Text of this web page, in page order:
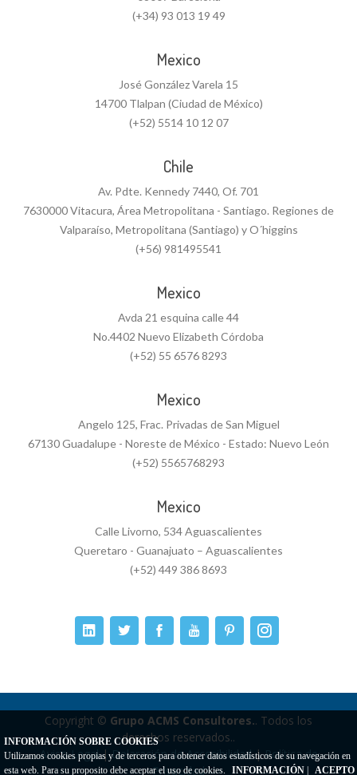
(+34) 93 013 19 49
Mexico
José González Varela 15
14700 Tlalpan (Ciudad de México)
(+52) 5514 10 12 07
Chile
Av. Pdte. Kennedy 7440, Of. 701
7630000 Vitacura, Área Metropolitana - Santiago. Regiones de
Valparaíso, Metropolitana (Santiago) y O´higgins
(+56) 981495541
Mexico
Avda 21 esquina calle 44
No.4402 Nuevo Elizabeth Córdoba
(+52) 55 6576 8293
Mexico
Angelo 125, Frac. Privadas de San Miguel
67130 Guadalupe - Noreste de México - Estado: Nuevo León
(+52) 5565768293
Mexico
Calle Livorno, 534 Aguascalientes
Queretaro - Guanajuato – Aguascalientes
(+52) 449 386 8693
Copyright © Grupo ACMS Consultores.. Todos los
derechos reservados..
Aviso Legal|Delaración de Accesibilidad|Política de
Privacidad
INFORMACIÓN SOBRE COOKIES
Utilizamos cookies propias y de terceros para obtener datos estadísticos de su navegación en
esta web. Para su proposito debe aceptar el uso de cookies.
INFORMACIÓN ACEPTO